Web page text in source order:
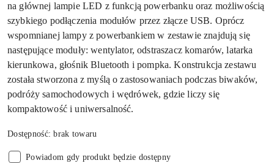
na głównej lampie LED z funkcją powerbanku oraz możliwością
szybkiego podłączenia modułów przez złącze USB. Oprócz
wspomnianej lampy z powerbankiem w zestawie znajdują się
następujące moduły: wentylator, odstraszacz komarów, latarka
kierunkowa, głośnik Bluetooth i pompka. Konstrukcja zestawu
została stworzona z myślą o zastosowaniach podczas biwaków,
podróży samochodowych i wędrówek, gdzie liczy się
kompaktowość i uniwersalność.
Dostępność:brak towaru
Powiadom gdy produkt będzie dostępny